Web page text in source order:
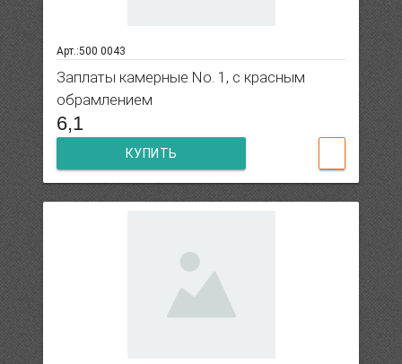
Арт.:500 0043
Заплаты камерные No. 1, с красным
обрамлением
6,1
КУПИТЬ